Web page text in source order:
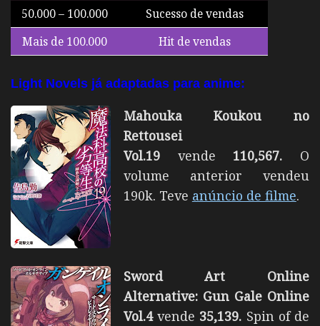
50.000 – 100.000
Sucesso de vendas
Mais de 100.000
Hit de vendas
Light Novels já adaptadas para anime:
Mahouka Koukou no
Rettousei
Vol.19
vende 110,567.
O
volume anterior vendeu
190k. Teve anúncio de filme.
Sword Art Online
Alternative: Gun Gale Online
Vol.4 vende 35,139. Spin of de